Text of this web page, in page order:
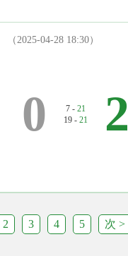
（2025-04-28 18:30）
0 7 - 21
19 - 21 2
2 3 4 5 次 >